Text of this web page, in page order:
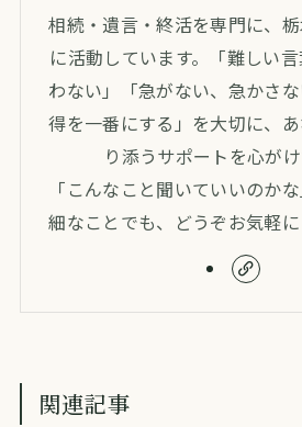
相続・遺言・終活を専門に、
に活動しています。「難しい
わない」「急がない、急かさ
得を一番にする」を大切に、
り添うサポートを心がけ
「こんなこと聞いていいのか
細なことでも、どうぞお気軽に
関連記事